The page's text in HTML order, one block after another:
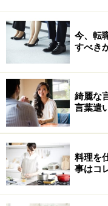
ょう。
希望の勤務時
か？
「午前○時から午後○
整は可能です」など
す。
「午前○時から午後○
す」と答えると、「
今、転
すべき
綺麗な
言葉遣
料理を
事はコ